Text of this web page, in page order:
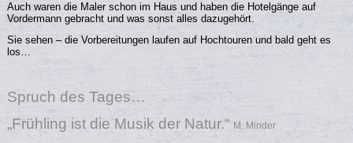
Auch waren die Maler schon im Haus und haben die Hotelgänge auf
Vordermann gebracht und was sonst alles dazugehört.
Sie sehen – die Vorbereitungen laufen auf Hochtouren und bald geht es
los…
Spruch des Tages…
„Frühling ist die Musik der Natur.“ M. Minder